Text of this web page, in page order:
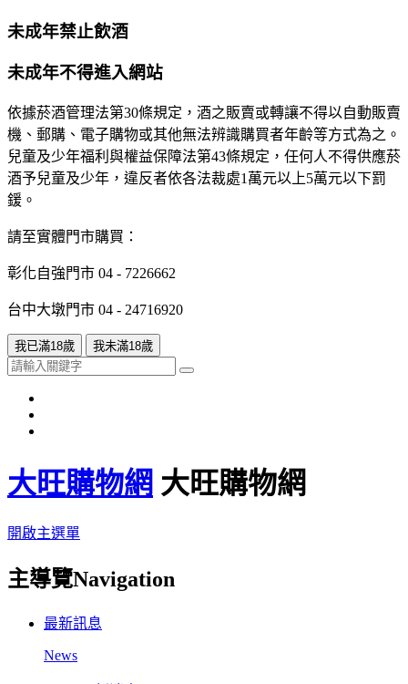
未成年禁止飲酒
未成年不得進入網站
依據菸酒管理法第30條規定，酒之販賣或轉讓不得以自動販賣
機、郵購、電子購物或其他無法辨識購買者年齡等方式為之。
兒童及少年福利與權益保障法第43條規定，任何人不得供應菸
酒予兒童及少年，違反者依各法裁處1萬元以上5萬元以下罰
鍰。
請至實體門市購買：
彰化自強門市 04 - 7226662
台中大墩門市 04 - 24716920
我已滿18歲 我未滿18歲
大旺購物網 大旺購物網
開啟主選單
主導覽Navigation
最新訊息
News